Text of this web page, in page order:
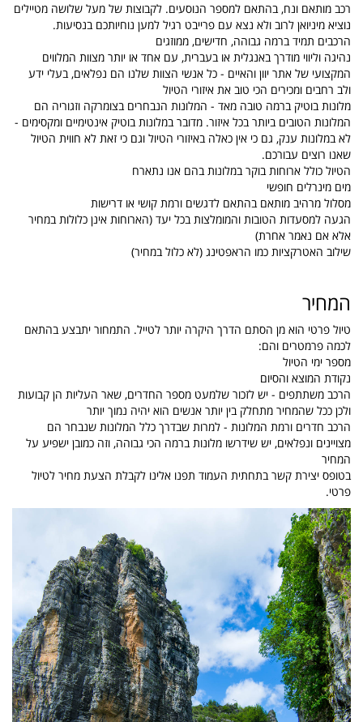
רכב מותאם ונח, בהתאם למספר הנוסעים. לקבוצות של מעל שלושה מטיילים
נוציא מיניואן לרוב ולא נצא עם פרייבט רגיל למען נוחיותכם בנסיעות.
הרכבים תמיד ברמה גבוהה, חדישים, ממוזגים
נהיגה וליווי מודרך באנגלית או בעברית, עם אחד או יותר מצוות המלווים
המקצועי של אתר יוון והאיים - כל אנשי הצוות שלנו הם נפלאים, בעלי ידע
ולב רחבים ומכירים הכי טוב את איזורי הטיול
מלונות בוטיק ברמה טובה מאד - המלונות הנבחרים בצומרקה וזגוריה הם
המלונות הטובים ביותר בכל איזור. מדובר במלונות בוטיק אינטימיים ומקסימים -
לא במלונות ענק, גם כי אין כאלה באיזורי הטיול וגם כי זאת לא חווית הטיול
שאנו רוצים עבורכם.
הטיול כולל ארוחות בוקר במלונות בהם אנו נתארח
מים מינרלים חופשי
מסלול מרהיב מותאם בהתאם לדגשים ורמת קושי או דרישות
הגעה למסעדות הטובות והמומלצות בכל יעד (הארוחות אינן כלולות במחיר
אלא אם נאמר אחרת)
שילוב האטרקציות כמו הראפטינג (לא כלול במחיר)
המחיר
טיול פרטי הוא מן הסתם הדרך היקרה יותר לטייל. התמחור יתבצע בהתאם
לכמה פרמטרים והם:
מספר ימי הטיול
נקודת המוצא והסיום
הרכב משתתפים - יש לזכור שלמעט מספר החדרים, שאר העליות הן קבועות
ולכן ככל שהמחיר מתחלק בין יותר אנשים הוא יהיה נמוך יותר
הרכב חדרים ורמת המלונות - למרות שבדרך כלל המלונות שנבחר הם
מצויינים ונפלאים, יש שידרשו מלונות ברמה הכי גבוהה, וזה כמובן ישפיע על
המחיר
בטופס יצירת קשר בתחתית העמוד תפנו אלינו לקבלת הצעת מחיר לטיול
פרטי.